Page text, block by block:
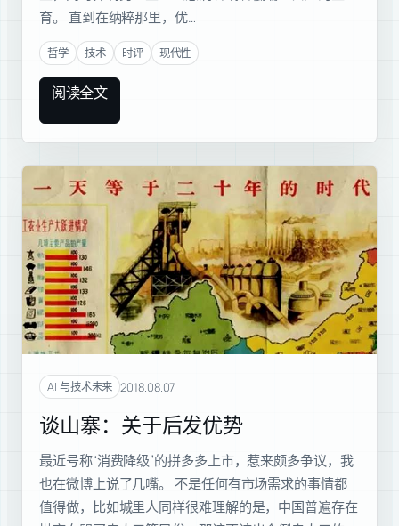
育。 直到在纳粹那里，优…
哲学 技术 时评 现代性
阅读全文
AI 与技术未来 2018.08.07
谈山寨：关于后发优势
最近号称“消费降级”的拼多多上市，惹来颇多争议，我
也在微博上说了几嘴。 不是任何有市场需求的事情都
值得做，比如城里人同样很难理解的是，中国普遍存在